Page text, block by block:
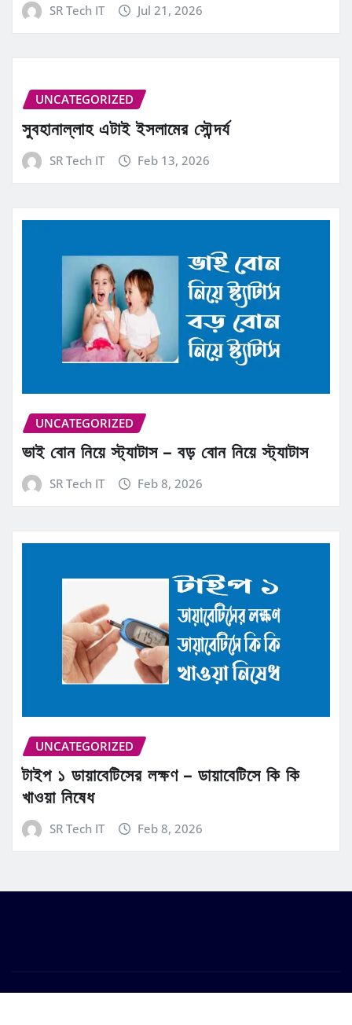
SR Tech IT Jul 21, 2026
UNCATEGORIZED
সুবহানাল্লাহ এটাই ইসলামের সৌন্দর্য
SR Tech IT Feb 13, 2026
UNCATEGORIZED
ভাই বোন নিয়ে স্ট্যাটাস – বড় বোন নিয়ে স্ট্যাটাস
SR Tech IT Feb 8, 2026
UNCATEGORIZED
টাইপ ১ ডায়াবেটিসের লক্ষণ – ডায়াবেটিসে কি কি
খাওয়া নিষেধ
SR Tech IT Feb 8, 2026